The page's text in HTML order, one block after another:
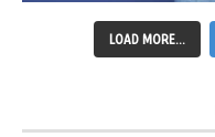
LOAD MORE...